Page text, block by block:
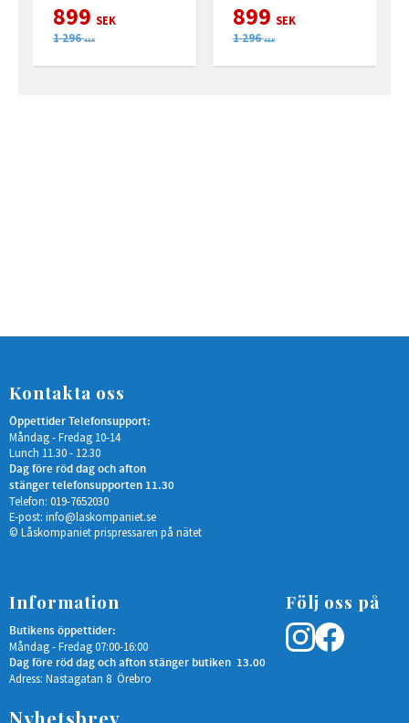
899 SEK
1 296 SEK
899 SEK
1 296 SEK
Kontakta oss
Öppettider Telefonsupport:
Måndag - Fredag 10-14
Lunch 11.30 - 12.30
Dag före röd dag och afton
stänger telefonsupporten 11.30
Telefon: 019-7652030
E-post: info@laskompaniet.se
© Låskompaniet prispressaren på nätet
Information
Butikens öppettider:
Måndag - Fredag 07:00-16:00
Dag före röd dag och afton stänger butiken 13.00
Adress: Nastagatan 8 Örebro
Följ oss på
Nyhetsbrev